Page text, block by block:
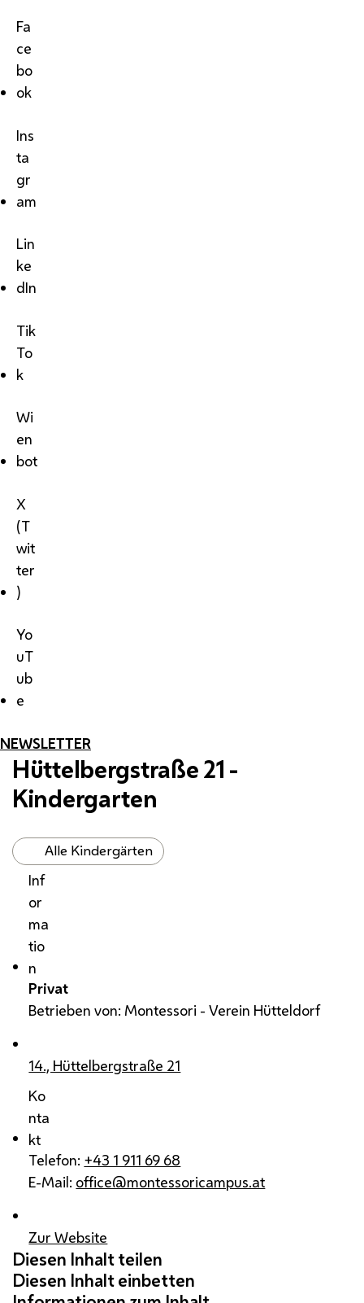
Fa
ce
bo
ok
Ins
ta
gr
am
Lin
ke
dIn
Tik
To
k
Wi
en
bot
X
(T
wit
ter
)
Yo
uT
ub
e
NEWSLETTER
Hüttelbergstraße 21 -
Kindergarten
Alle Kindergärten
Inf
or
ma
tio
n
Privat
Betrieben von: Montessori - Verein Hütteldorf
14., Hüttelbergstraße 21
Ko
nta
kt
Telefon: +43 1 911 69 68
E-Mail: office@montessoricampus.at
Zur Website